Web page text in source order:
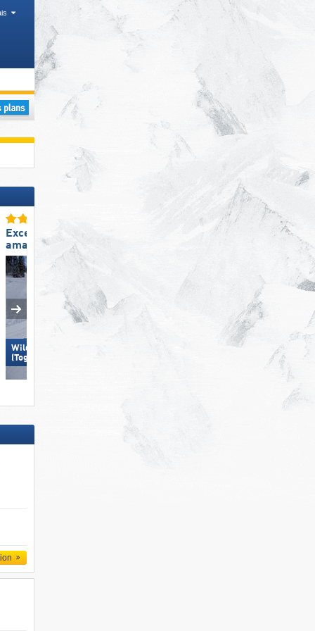
Vallées, Districts
Excellente
amabilité du personnel
Wildhaus – Gamserrugg
(Toggenburg)
Excellente
Wildhaus – Gamserrugg